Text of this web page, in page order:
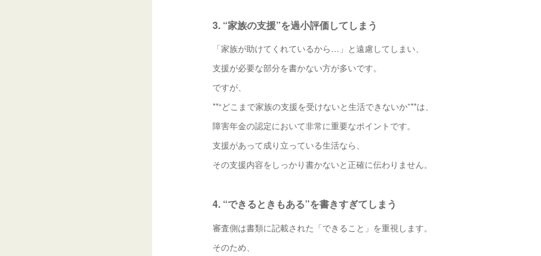
3. “家族の支援”を過小評価してしまう
「家族が助けてくれているから…」と遠慮してしまい、
支援が必要な部分を書かない方が多いです。
ですが、
**“どこまで家族の支援を受けないと生活できないか”**は、
障害年金の認定において非常に重要なポイントです。
支援があって成り立っている生活なら、
その支援内容をしっかり書かないと正確に伝わりません。
4. “できるときもある”を書きすぎてしまう
審査側は書類に記載された「できること」を重視します。
そのため、